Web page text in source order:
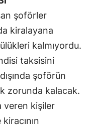
şoförler
kiralayana
kalmıyordu.
taksisini
şoförün
zorunda kalacak.
veren kişiler